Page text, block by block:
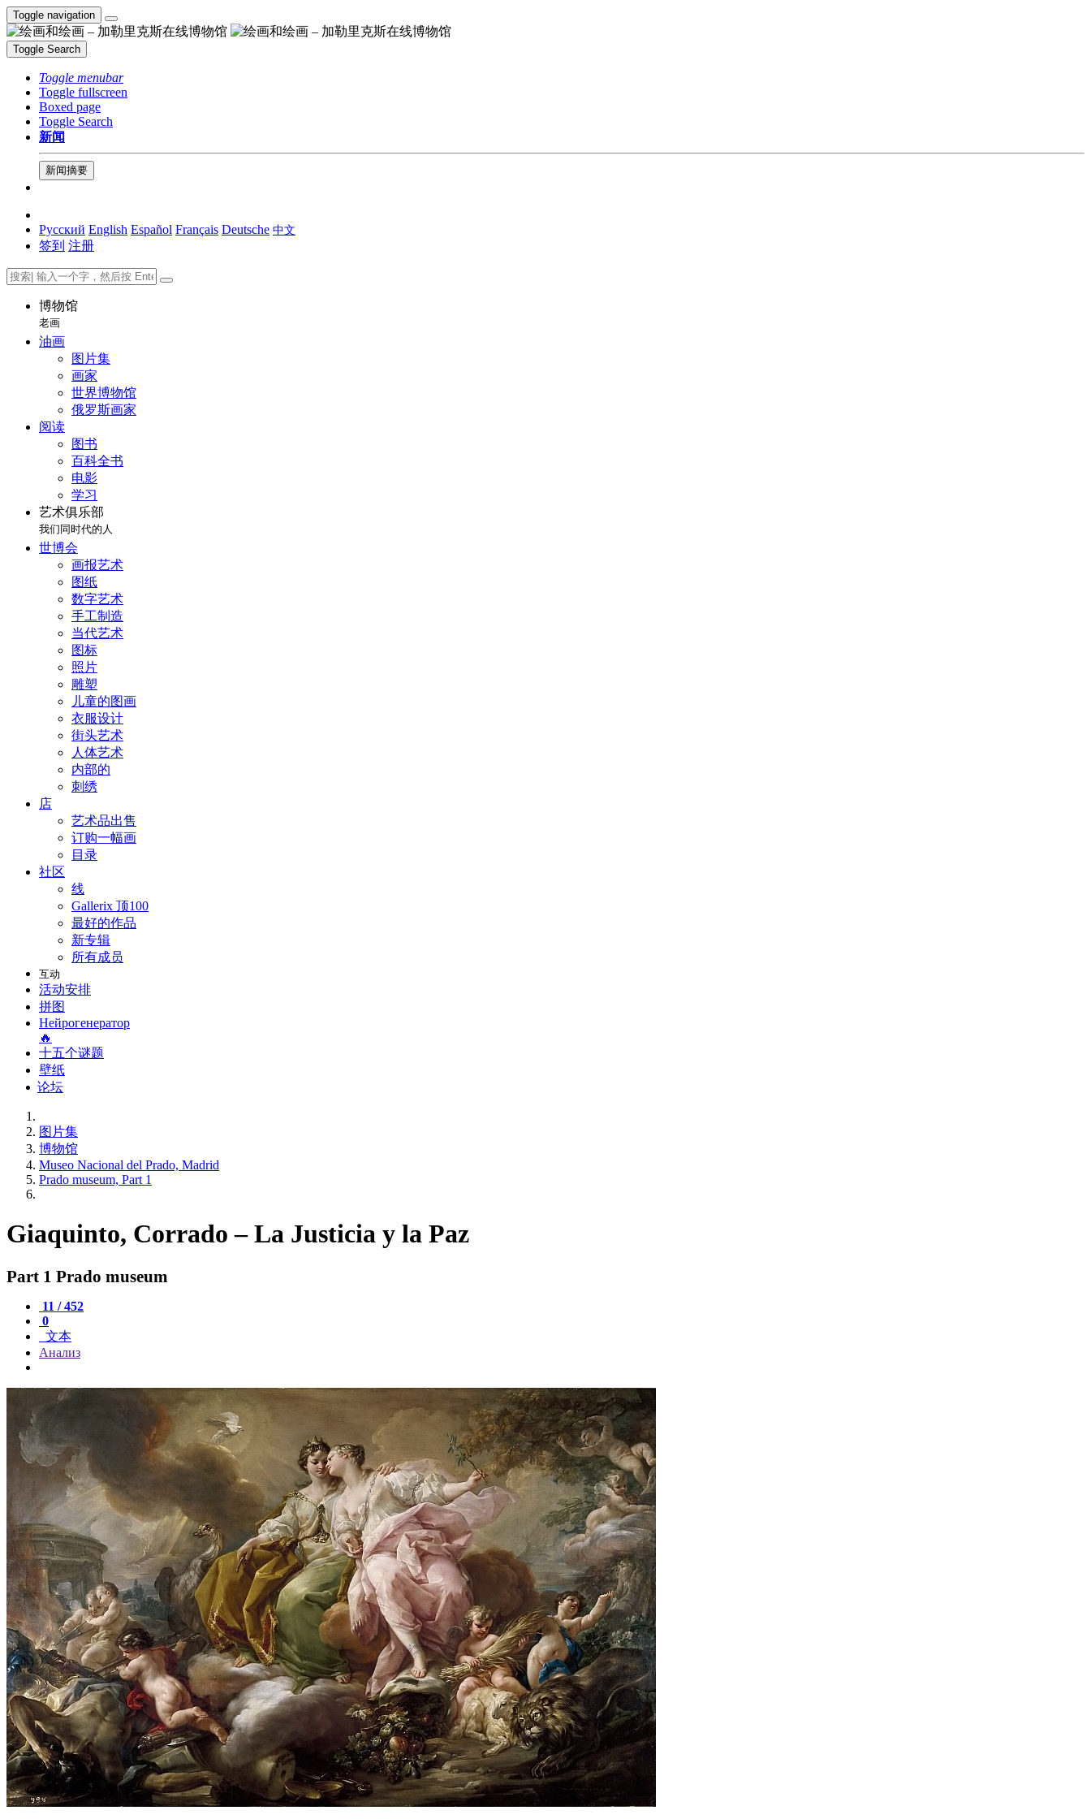
Toggle navigation
Toggle Search
Toggle menubar
Toggle fullscreen
Boxed page
Toggle Search
新闻
新闻摘要
Русский English Español Français Deutsche 中文
签到 注册
博物馆
老画
油画
图片集
画家
世界博物馆
俄罗斯画家
阅读
图书
百科全书
电影
学习
艺术俱乐部
我们同时代的人
世博会
画报艺术
图纸
数字艺术
手工制造
当代艺术
图标
照片
雕塑
儿童的图画
衣服设计
街头艺术
人体艺术
内部的
刺绣
店
艺术品出售
订购一幅画
目录
社区
线
Gallerix 顶100
最好的作品
新专辑
所有成员
互动
活动安排
拼图
Нейрогенератор
🔥
十五个谜题
壁纸
论坛
图片集
博物馆
Museo Nacional del Prado, Madrid
Prado museum, Part 1
Giaquinto, Corrado – La Justicia y la Paz
Part 1 Prado museum
11 / 452
0
文本
Анализ